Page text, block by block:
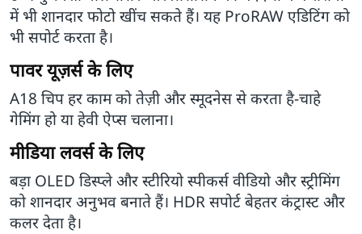
में भी शानदार फोटो खींच सकते हैं। यह ProRAW एडिटिंग को
भी सपोर्ट करता है।
पावर यूज़र्स के लिए
A18 चिप हर काम को तेज़ी और स्मूदनेस से करता है-चाहे
गेमिंग हो या हेवी ऐप्स चलाना।
मीडिया लवर्स के लिए
बड़ा OLED डिस्प्ले और स्टीरियो स्पीकर्स वीडियो और स्ट्रीमिंग
को शानदार अनुभव बनाते हैं। HDR सपोर्ट बेहतर कंट्रास्ट और
कलर देता है।